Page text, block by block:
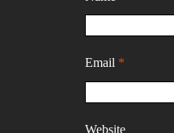
Email *
Website